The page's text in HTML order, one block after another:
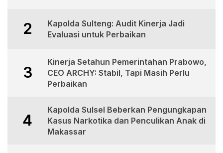
2
Kapolda Sulteng: Audit Kinerja Jadi
Evaluasi untuk Perbaikan
3
Kinerja Setahun Pemerintahan Prabowo,
CEO ARCHY: Stabil, Tapi Masih Perlu
Perbaikan
4
Kapolda Sulsel Beberkan Pengungkapan
Kasus Narkotika dan Penculikan Anak di
Makassar